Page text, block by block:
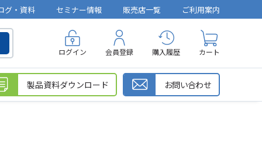
グ・資料 セミナー情報 販売店一覧 ご利用案内
ログイン 会員登録 購入履歴 カート
製品資料ダウンロード お問い合わせ